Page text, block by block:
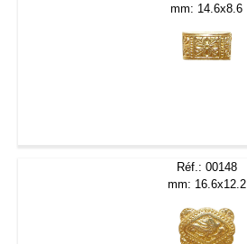
mm: 14.6x8.6
Réf.: 00148
mm: 16.6x12.2